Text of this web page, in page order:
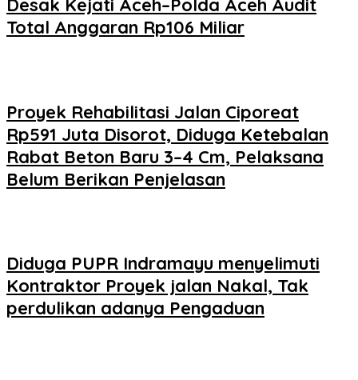
Desak Kejati Aceh–Polda Aceh Audit
Total Anggaran Rp106 Miliar
Proyek Rehabilitasi Jalan Ciporeat
Rp591 Juta Disorot, Diduga Ketebalan
Rabat Beton Baru 3–4 Cm, Pelaksana
Belum Berikan Penjelasan
Diduga PUPR Indramayu menyelimuti
Kontraktor Proyek jalan Nakal, Tak
perdulikan adanya Pengaduan